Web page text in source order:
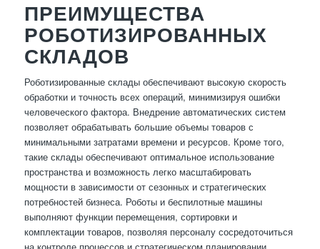
ПРЕИМУЩЕСТВА
РОБОТИЗИРОВАННЫХ
СКЛАДОВ
Роботизированные склады обеспечивают высокую скорость
обработки и точность всех операций, минимизируя ошибки
человеческого фактора. Внедрение автоматических систем
позволяет обрабатывать большие объемы товаров с
минимальными затратами времени и ресурсов. Кроме того,
такие склады обеспечивают оптимальное использование
пространства и возможность легко масштабировать
мощности в зависимости от сезонных и стратегических
потребностей бизнеса. Роботы и беспилотные машины
выполняют функции перемещения, сортировки и
комплектации товаров, позволяя персоналу сосредоточиться